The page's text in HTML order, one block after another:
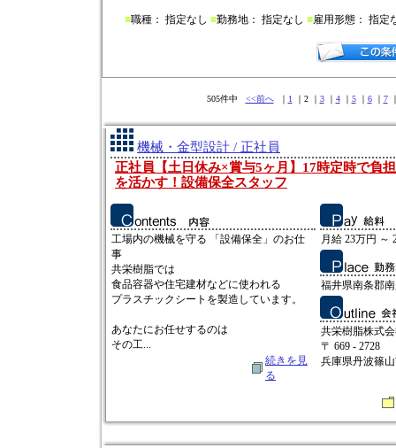
■職種： 指定なし ■勤務地： 指定なし ■雇用形態： 指定
505件中 <<前へ｜ 1 ｜2 ｜ 3｜ 4｜ 5｜ 6｜ 7
機械・金型設計 / 正社員
正社員【土日休み×賞与5ヶ月】17時定時で負
を活かす！設備保全スタッフ
工場内の機械を守る 「設備保全」のお仕
事
共栄樹脂では
食品容器や住宅建材などに使われる
プラスチックシートを製造しています。
あなたにお任せするのは
その工...
続きを見
る
月給 23万円 ～
福井県南条郡
共栄樹脂株式
〒 669 - 2728
兵庫県丹波篠